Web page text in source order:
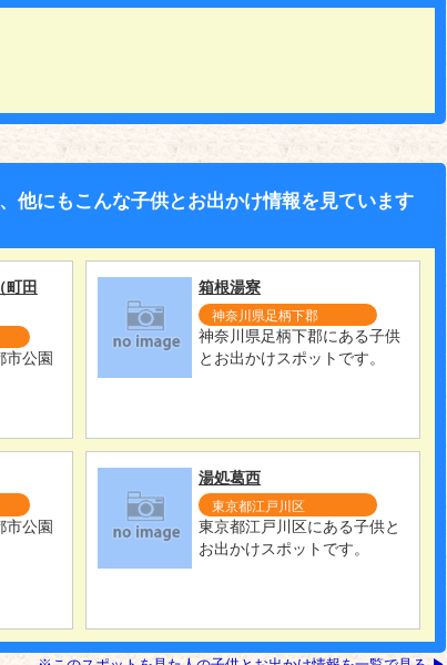
他にもこんな子供とお出かけ情報を見ています
町田
市公園
箱根湯寮
神奈川県足柄下郡
神奈川県足柄下郡にある子供
とお出かけスポットです。
市公園
湯処葛西
東京都江戸川区
東京都江戸川区にある子供と
お出かけスポットです。